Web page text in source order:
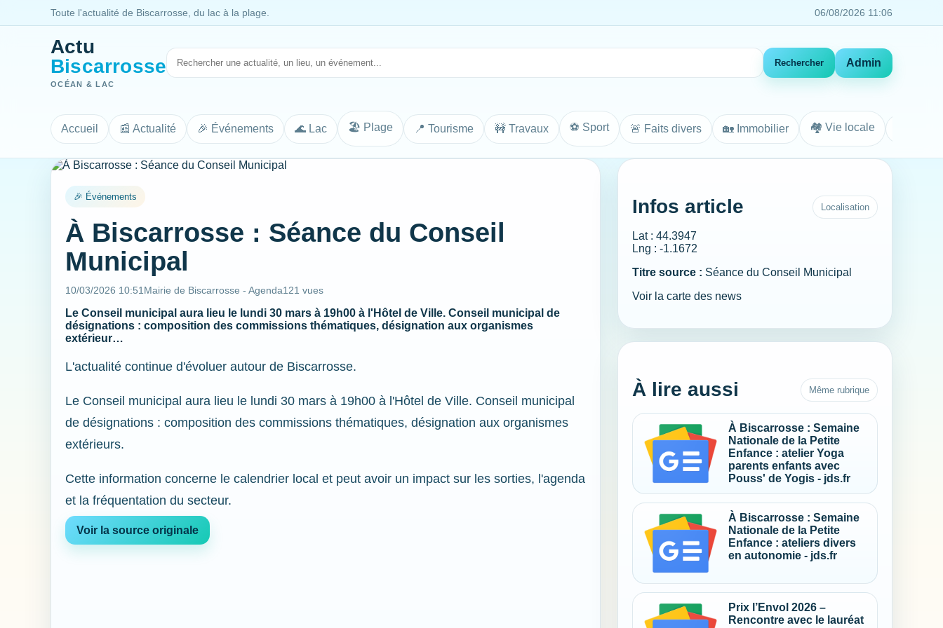
Toute l'actualité de Biscarrosse, du lac à la plage. 06/08/2026 11:06
Actu
Biscarrosse
OCÉAN & LAC
Rechercher Admin
Accueil 📰 Actualité 🎉 Événements 🌊 Lac 🏖️ Plage 📍 Tourisme 🚧 Travaux ⚽ Sport 🚨 Faits divers 🏡 Immobilier 🏘️ Vie locale
🎉 Événements
À Biscarrosse : Séance du Conseil
Municipal
10/03/2026 10:51 Mairie de Biscarrosse - Agenda121 vues
Le Conseil municipal aura lieu le lundi 30 mars à 19h00 à l'Hôtel de Ville. Conseil municipal de
désignations : composition des commissions thématiques, désignation aux organismes
extérieur…
L'actualité continue d'évoluer autour de Biscarrosse.
Le Conseil municipal aura lieu le lundi 30 mars à 19h00 à l'Hôtel de Ville. Conseil municipal
de désignations : composition des commissions thématiques, désignation aux organismes
extérieurs.
Cette information concerne le calendrier local et peut avoir un impact sur les sorties, l'agenda
et la fréquentation du secteur.
Voir la source originale
Infos article Localisation
Lat : 44.3947
Lng : -1.1672
Titre source : Séance du Conseil Municipal
Voir la carte des news
À lire aussi Même rubrique
À Biscarrosse : Semaine
Nationale de la Petite
Enfance : atelier Yoga
parents enfants avec
Pouss' de Yogis - jds.fr
À Biscarrosse : Semaine
Nationale de la Petite
Enfance : ateliers divers
en autonomie - jds.fr
Prix l’Envol 2026 –
Rencontre avec le lauréat